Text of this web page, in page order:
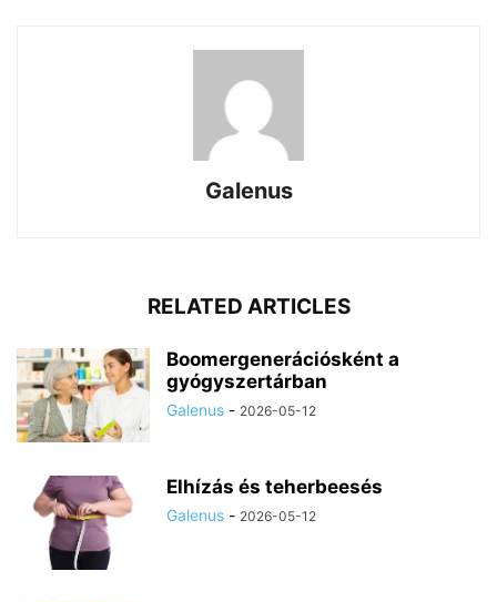
Galenus
RELATED ARTICLES
Boomergenerációsként a
gyógyszertárban
Galenus - 2026-05-12
Elhízás és teherbeesés
Galenus - 2026-05-12